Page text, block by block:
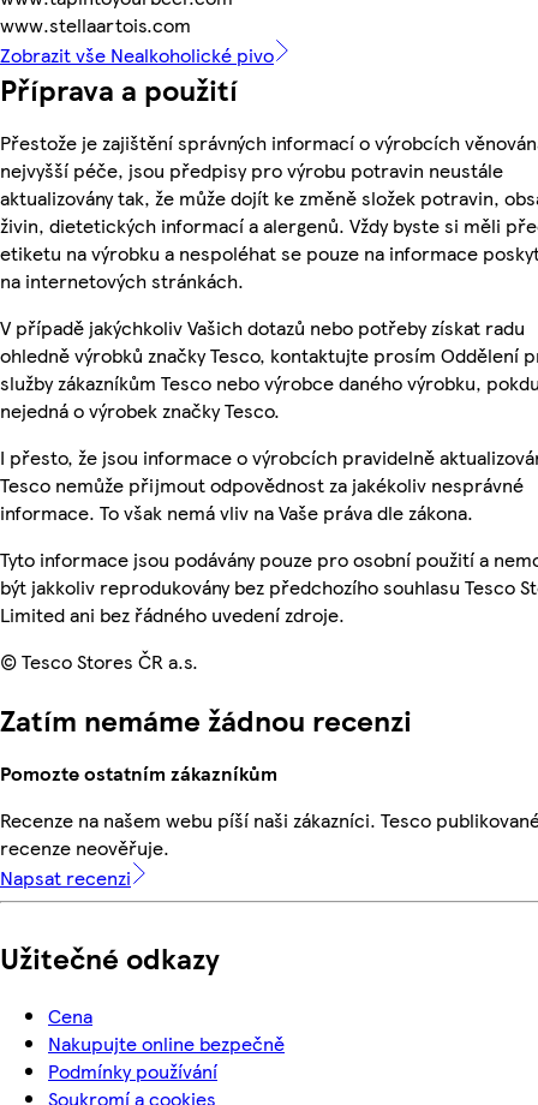
www.stellaartois.com
Zobrazit vše Nealkoholické pivo
Příprava a použití
Přestože je zajištění správných informací o výrobcích
nejvyšší péče, jsou předpisy pro výrobu potravin neustále
aktualizovány tak, že může dojít ke změně složek potravin,
živin, dietetických informací a alergenů. Vždy byste si měli
etiketu na výrobku a nespoléhat se pouze na informace
na internetových stránkách.
V případě jakýchkoliv Vašich dotazů nebo potřeby získat radu
ohledně výrobků značky Tesco, kontaktujte prosím Oddělení
služby zákazníkům Tesco nebo výrobce daného výrobku,
nejedná o výrobek značky Tesco.
I přesto, že jsou informace o výrobcích pravidelně
Tesco nemůže přijmout odpovědnost za jakékoliv nesprávné
informace. To však nemá vliv na Vaše práva dle zákona.
Tyto informace jsou podávány pouze pro osobní použití a
být jakkoliv reprodukovány bez předchozího souhlasu Tesco
Limited ani bez řádného uvedení zdroje.
© Tesco Stores ČR a.s.
Zatím nemáme žádnou recenzi
Pomozte ostatním zákazníkům
Recenze na našem webu píší naši zákazníci. Tesco
recenze neověřuje.
Napsat recenzi
Užitečné odkazy
Cena
Nakupujte online bezpečně
Podmínky používání
Soukromí a cookies